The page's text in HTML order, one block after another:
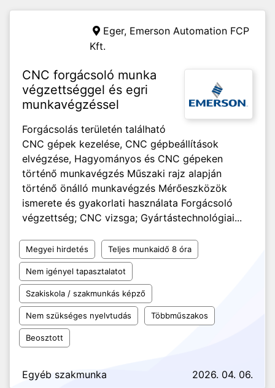
Eger, Emerson Automation FCP
Kft.
CNC forgácsoló munka
végzettséggel és egri
munkavégzéssel
Forgácsolás területén található
CNC gépek kezelése, CNC gépbeállítások
elvégzése, Hagyományos és CNC gépeken
történő munkavégzés Műszaki rajz alapján
történő önálló munkavégzés Mérőeszközök
ismerete és gyakorlati használata Forgácsoló
végzettség; CNC vizsga; Gyártástechnológiai...
Megyei hirdetés Teljes munkaidő 8 óra
Nem igényel tapasztalatot
Szakiskola / szakmunkás képző
Nem szükséges nyelvtudás Többműszakos
Beosztott
Egyéb szakmunka 2026. 04. 06.